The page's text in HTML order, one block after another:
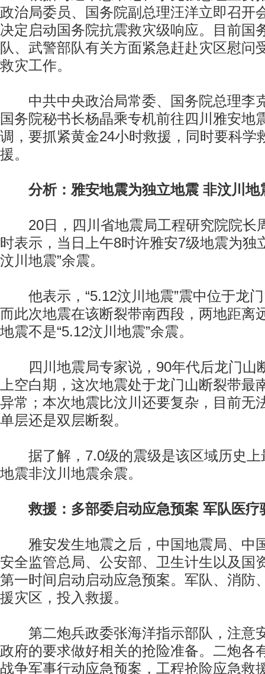
政治局委员、国务院副总理汪洋立即召开
决定启动国务院抗震救灾级响应。目前国
队、武警部队有关方面紧急赶赴灾区慰问
救灾工作。
中共中央政治局常委、国务院总理李
国务院秘书长杨晶乘专机前往四川雅安地
调，要抓紧黄金24小时救援，同时要科学
援。
分析：雅安地震为独立地震 非汶川地
20日，四川省地震局工程研究院院长
时表示，当日上午8时许雅安7级地震为独
汶川地震”余震。
他表示，“5.12汶川地震”震中位于龙门
而此次地震在该断裂带南西段，两地距离
地震不是“5.12汶川地震”余震。
四川地震局专家说，90年代后龙门山
上空白期，这次地震处于龙门山断裂带最
异常；本次地震比汶川还要复杂，目前无
单层还是双层断裂。
据了解，7.0级的震级是该区域历史上
地震非汶川地震余震。
救援：多部委启动应急预案 军队医疗
雅安发生地震之后，中国地震局、中
安全监管总局、公安部、卫生计生以及国
第一时间启动启动应急预案。军队、消防
援灾区，投入救援。
第二炮兵政委张海洋指示部队，注意
政府的要求做好相关的抢险准备。二炮各
战争军事行动应急预案，工程抢险应急救